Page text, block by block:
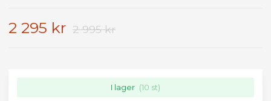
2 295 kr 2 995 kr
I lager (10 st)